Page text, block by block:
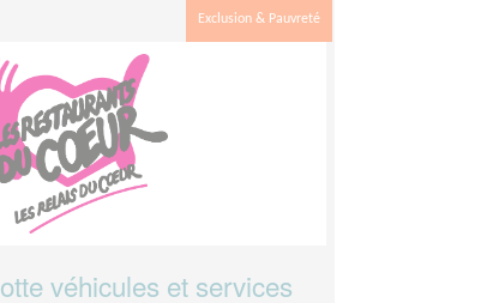
Exclusion & Pauvreté
véhicules et services